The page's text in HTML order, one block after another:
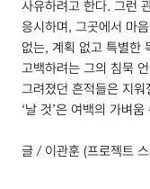
사유하려고 한다. 그런
응시하며, 그곳에서 마
없는, 계획 없고 특별한
고백하려는 그의 침묵
그려졌던 흔적들은 지
‘날 것’은 여백의 가벼
글 / 이관훈 (프로젝트